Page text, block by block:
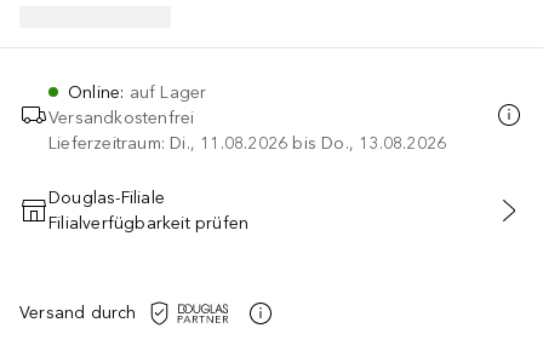
Online: auf Lager
Versandkostenfrei
Lieferzeitraum: Di., 11.08.2026 bis Do., 13.08.2026
IN DEN WARENKORB
Douglas-Filiale
Filialverfügbarkeit prüfen
Versand durch